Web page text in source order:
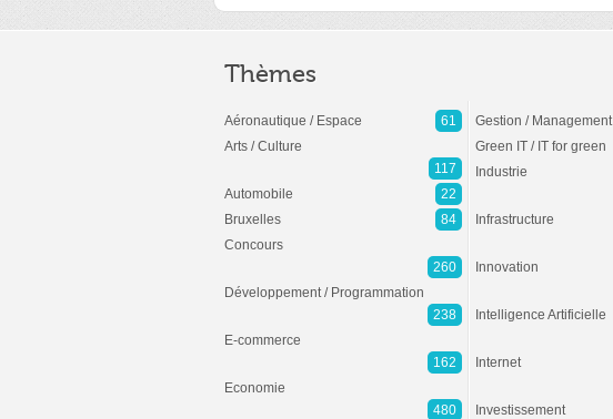
Thèmes
Aéronautique / Espace
61
Arts / Culture
117
Automobile
22
Bruxelles
84
Concours
260
Développement / Programmation
238
E-commerce
162
Economie
480
Gestion / Management
Green IT / IT for green
Industrie
Infrastructure
Innovation
Intelligence Artificielle
Internet
Investissement